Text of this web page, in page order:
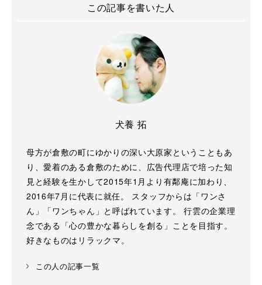
この記事を書いた人
犬養 拓
母方が倉敷の町にゆかりの深い大原家ということもあ
り、愛着のある倉敷のために、広告代理店で培った知
見と経験を生かして2015年1月より有鄰庵に加わり、
2016年7月に代表に就任。 スタッフからは「ワンさ
ん」「ワンちゃん」と呼ばれています。 行雲の企業理
念である「心の豊かな暮らしを創る」ことを目指す。
好きなものはリラックマ。
この人の記事一覧